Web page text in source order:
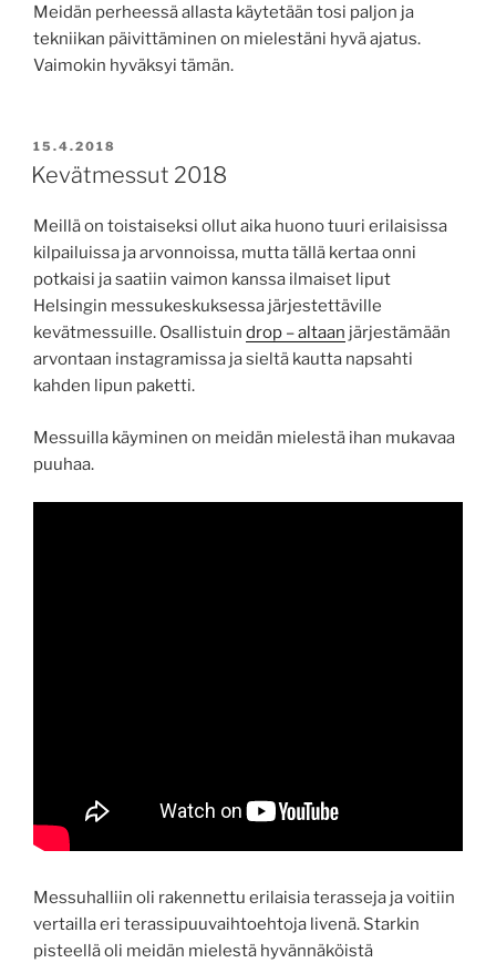
Meidän perheessä allasta käytetään tosi paljon ja
tekniikan päivittäminen on mielestäni hyvä ajatus.
Vaimokin hyväksyi tämän.
JULKAISTU
15.4.2018
Kevätmessut 2018
Meillä on toistaiseksi ollut aika huono tuuri erilaisissa
kilpailuissa ja arvonnoissa, mutta tällä kertaa onni
potkaisi ja saatiin vaimon kanssa ilmaiset liput
Helsingin messukeskuksessa järjestettäville
kevätmessuille. Osallistuin drop – altaan järjestämään
arvontaan instagramissa ja sieltä kautta napsahti
kahden lipun paketti.
Messuilla käyminen on meidän mielestä ihan mukavaa
puuhaa.
Messuhalliin oli rakennettu erilaisia terasseja ja voitiin
vertailla eri terassipuuvaihtoehtoja livenä. Starkin
pisteellä oli meidän mielestä hyvännäköistä